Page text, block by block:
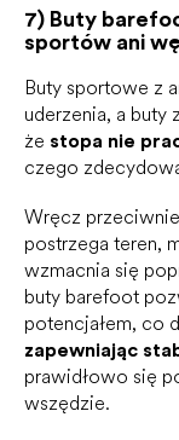
7) Buty
sportów ani
Buty sportowe z
uderzenia, a buty
że stopa nie
czego
Wręcz
postrzega teren,
wzmacnia się
buty barefoot
potencjałem, co
zapewniając
prawidłowo się
wszędzie.